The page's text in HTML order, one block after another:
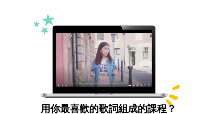
用你最喜歡的歌詞組成的課程？